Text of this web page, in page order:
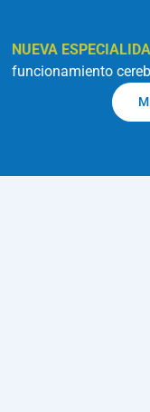
NUEVA
funcionamiento